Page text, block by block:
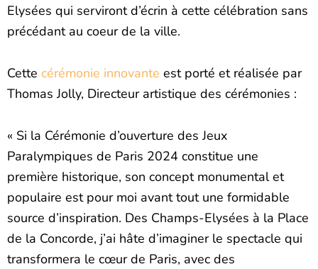
Elysées qui serviront d’écrin à cette célébration sans
précédant au coeur de la ville.
Cette cérémonie innovante est porté et réalisée par
Thomas Jolly, Directeur artistique des cérémonies :
« Si la Cérémonie d’ouverture des Jeux
Paralympiques de Paris 2024 constitue une
première historique, son concept monumental et
populaire est pour moi avant tout une formidable
source d’inspiration. Des Champs-Elysées à la Place
de la Concorde, j’ai hâte d’imaginer le spectacle qui
transformera le cœur de Paris, avec des